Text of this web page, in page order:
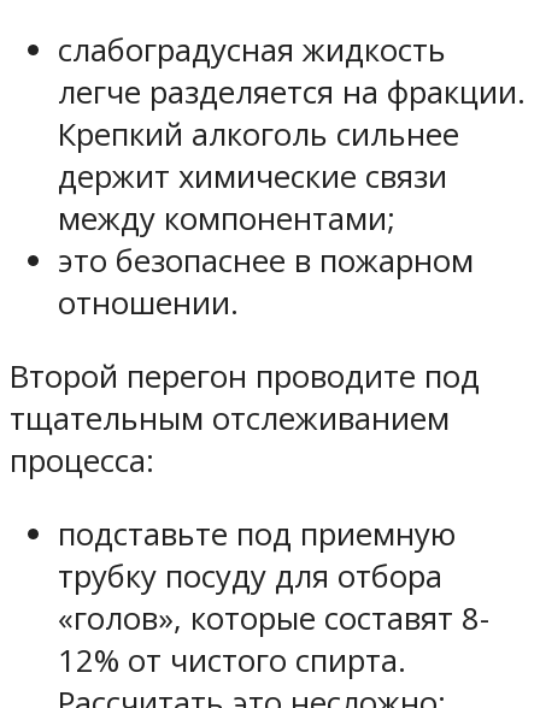
слабоградусная жидкость
легче разделяется на фракции.
Крепкий алкоголь сильнее
держит химические связи
между компонентами;
это безопаснее в пожарном
отношении.
Второй перегон проводите под
тщательным отслеживанием
процесса:
подставьте под приемную
трубку посуду для отбора
«голов», которые составят 8-
12% от чистого спирта.